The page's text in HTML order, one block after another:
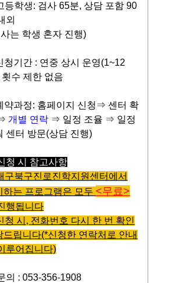
등학생: 검사 65분, 상담 포함 90
외
는 학생 혼자 진행)
청기간 : 연중 상시 운영(1~12
횟수 제한 없음
약과정: 홈페이지 신청⇒ 센터 확
개별 연락 ⇒ 일정 조율 ⇒ 일정
센터 방문(상담 진행)
청 시 참고사항
구북구진로진학지원센터에서
하는 프로그램은 모두 <무료>
행됩니다
청 시, 전화번호 다시 한 번 확인
드립니다(*신청한 연락처로 안내
루어집니다)
의 : 053-356-1908